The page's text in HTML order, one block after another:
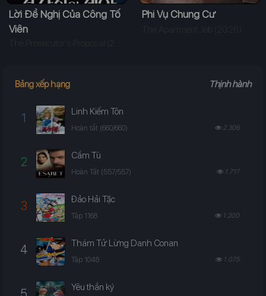
Lời Đề Nghị Của Công Tố
Viên
Phi Vụ Chung Cư
Bảng xếp hạng Thịnh hành
1 Linh Kiếm Tôn
Hoàn tất (660/660) 2.306
2 Cầm Tù
Hoàn Tất (557/557) 1.717
3 Đảo Hải Tặc
Tập 1168 1.200
4 Thám Tử Lừng Danh Conan
Tập 1048 1.075
Yêu thần ký